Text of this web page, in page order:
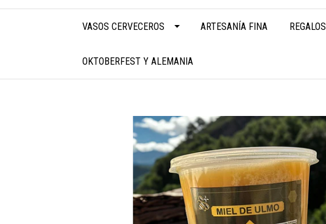
VASOS CERVECEROS ARTESANÍA FINA REGALOS
OKTOBERFEST Y ALEMANIA